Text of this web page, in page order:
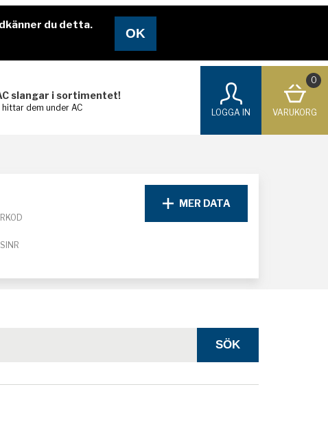
du detta.
slangar i sortimentet!
hittar dem under AC
LOGGA IN
0
VARUKORG
MER DATA